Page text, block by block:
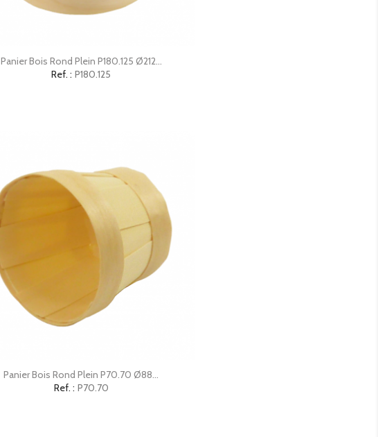
Panier Bois Rond Plein P180.125 Ø212...
Ref. : P180.125
Aperçu rapide
Panier Bois Rond Plein P70.70 Ø88...
Ref. : P70.70
Aperçu rapide